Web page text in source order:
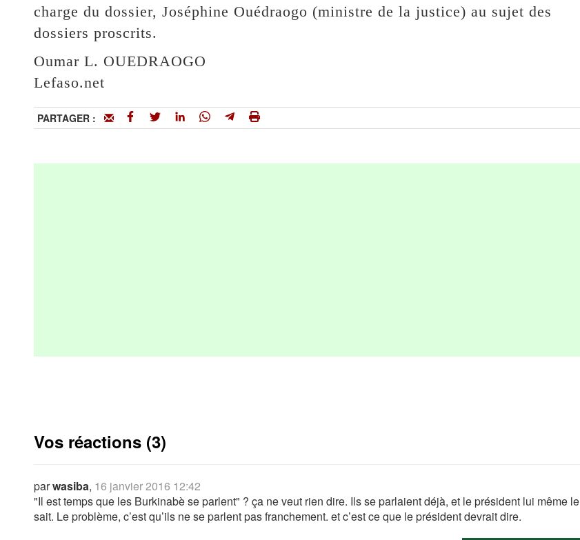
charge du dossier, Joséphine Ouédraogo (ministre de la justice) au sujet des
dossiers proscrits.
Oumar L. OUEDRAOGO
Lefaso.net
PARTAGER :
Vos réactions (3)
parwasiba, 16 janvier 2016 12:42
"Il est temps que les Burkinabè se parlent" ? ça ne veut rien dire. Ils se parlaient déjà, et le président lui même le
sait. Le problème, c’est qu’ils ne se parlent pas franchement. et c’est ce que le président devrait dire.